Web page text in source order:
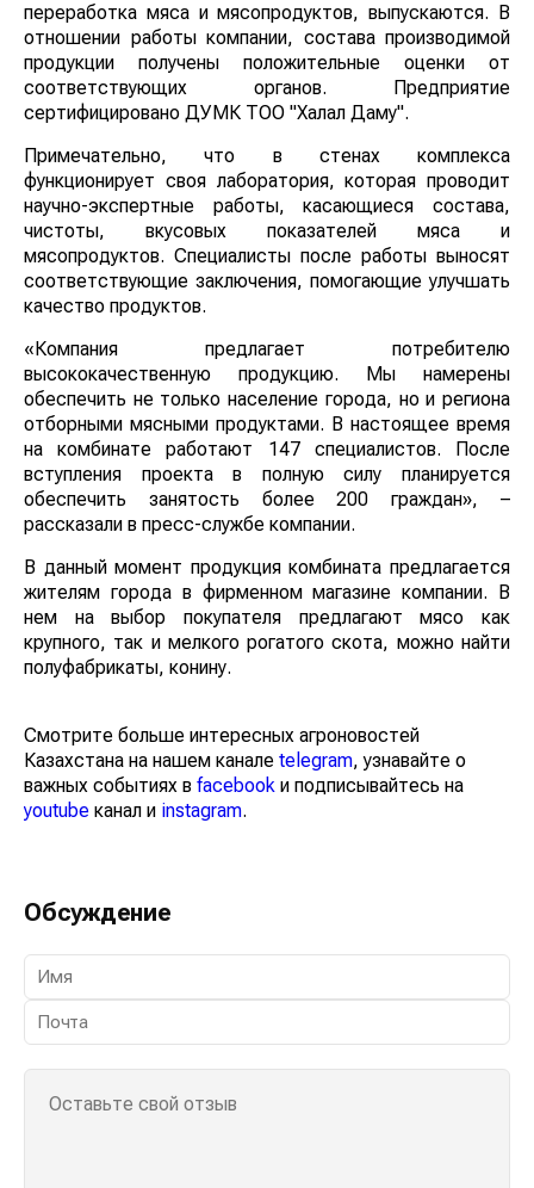
переработка мяса и мясопродуктов, выпускаются. В
отношении работы компании, состава производимой
продукции получены положительные оценки от
соответствующих органов. Предприятие
сертифицировано ДУМК ТОО "Халал Даму".
Примечательно, что в стенах комплекса
функционирует своя лаборатория, которая проводит
научно-экспертные работы, касающиеся состава,
чистоты, вкусовых показателей мяса и
мясопродуктов. Специалисты после работы выносят
соответствующие заключения, помогающие улучшать
качество продуктов.
«Компания предлагает потребителю
высококачественную продукцию. Мы намерены
обеспечить не только население города, но и региона
отборными мясными продуктами. В настоящее время
на комбинате работают 147 специалистов. После
вступления проекта в полную силу планируется
обеспечить занятость более 200 граждан», –
рассказали в пресс-службе компании.
В данный момент продукция комбината предлагается
жителям города в фирменном магазине компании. В
нем на выбор покупателя предлагают мясо как
крупного, так и мелкого рогатого скота, можно найти
полуфабрикаты, конину.
Смотрите больше интересных агроновостей
Казахстана на нашем канале telegram, узнавайте о
важных событиях в facebook и подписывайтесь на
youtube канал и instagram.
Обсуждение